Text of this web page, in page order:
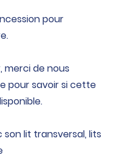
pour
merci de nous
pour savoir si cette
lit transversal, lits